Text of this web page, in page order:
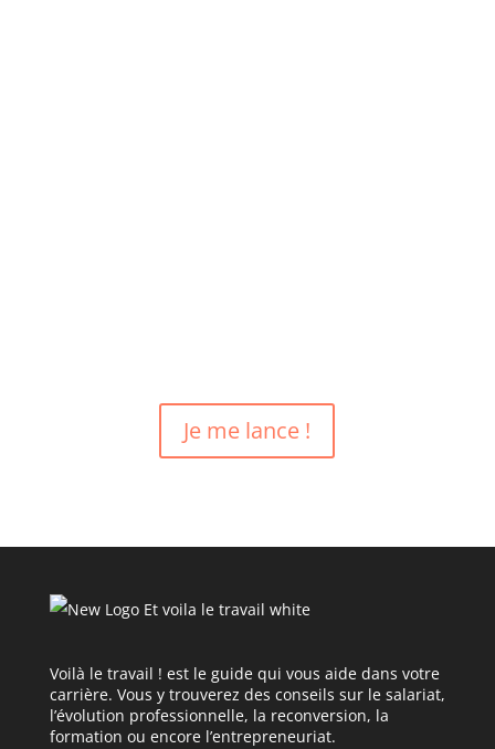
Je me lance !
Voilà le travail ! est le guide qui vous aide dans votre
carrière. Vous y trouverez des conseils sur le salariat,
l’évolution professionnelle, la reconversion, la
formation ou encore l’entrepreneuriat.